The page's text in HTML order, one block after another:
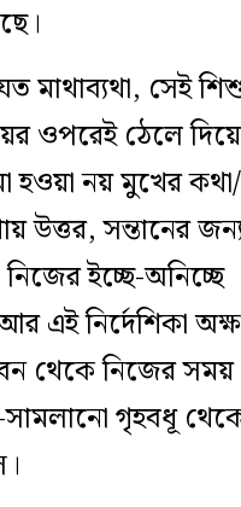
মাথাব্যথা, সেই
ওপরেই ঠেলে
হওয়া নয় মুখের কথা/
উত্তর, সন্তানের
ইচ্ছে-অনিচ্ছে
এই নির্দেশিকা
থেকে নিজের সময়
সামলানো গৃহবধূ